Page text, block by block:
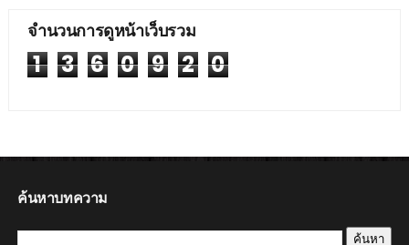
จำนวนการดูหน้าเว็บรวม
1 3 6 0 9 2 0
ค้นหาบทความ